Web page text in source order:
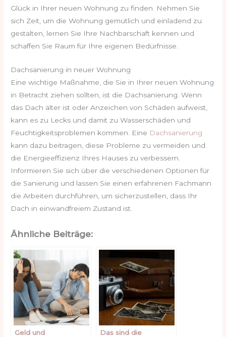
Glück in Ihrer neuen Wohnung zu finden. Nehmen Sie
sich Zeit, um die Wohnung gemütlich und einladend zu
gestalten, lernen Sie Ihre Nachbarschaft kennen und
schaffen Sie Raum für Ihre eigenen Bedürfnisse.
Dachsanierung in neuer Wohnung
Eine wichtige Maßnahme, die Sie in Ihrer neuen Wohnung
in Betracht ziehen sollten, ist die Dachsanierung. Wenn
das Dach älter ist oder Anzeichen von Schäden aufweist,
kann es zu Lecks und damit zu Wasserschäden und
Feuchtigkeitsproblemen kommen. Eine Dachsanierung
kann dazu beitragen, diese Probleme zu vermeiden und
die Energieeffizienz Ihres Hauses zu verbessern.
Informieren Sie sich über die verschiedenen Optionen für
die Sanierung und lassen Sie einen erfahrenen Fachmann
die Arbeiten durchführen, um sicherzustellen, dass Ihr
Dach in einwandfreiem Zustand ist.
Ähnliche Beiträge:
Geld und Das sind die